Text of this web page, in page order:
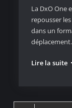
La DxO One
repousser
dans un
Lire la suite